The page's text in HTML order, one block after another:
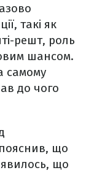
такі як
решт, роль
шансом.
самому
до чого
що
що